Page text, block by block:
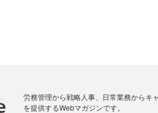
労務管理から戦略人事、日常業務からキ
を提供するWebマガジンです。